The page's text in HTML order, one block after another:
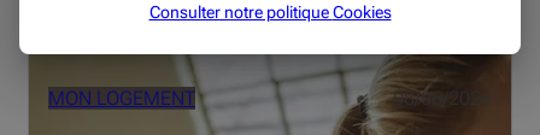
MON LOGEMENT 08/06/2026
Consulter notre politiqueCookies